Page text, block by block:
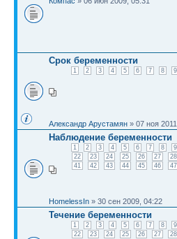
Срок беременности
1 2 3 4 5 6 7 8 9
Александр Арустамян » 07 ноя
Наблюдение беременности
1 2 3 4 5 6 7 8 9
22
23 24 25 26 27 28
41
42 43 44 45 46 47
HomelessIn » 30 сен 2009, 04:22
Течение беременности
1 2 3 4 5 6 7 8 9
22
23 24 25 26 27 28